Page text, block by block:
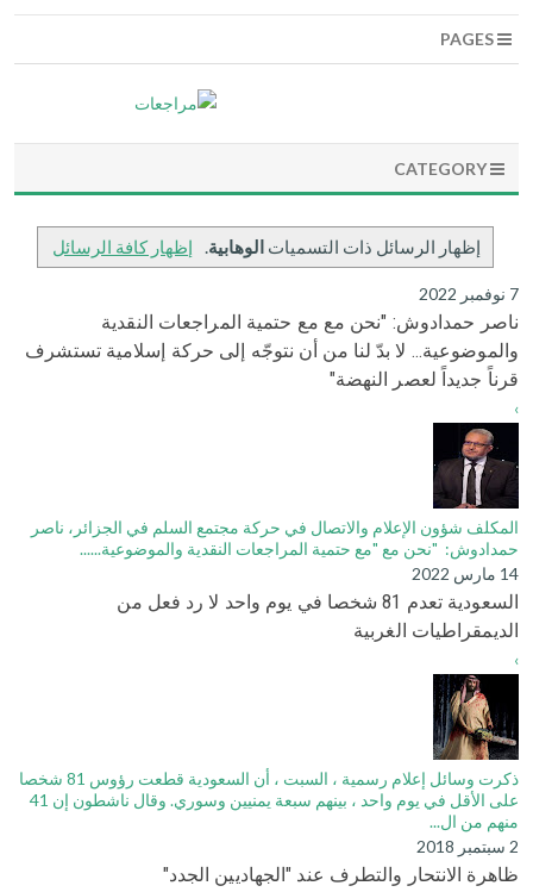
CATEGORY
‏إظهار الرسائل ذات التسمياتالوهابية. إظهار كافة الرسائل
7 نوفمبر 2022
ناصر حمدادوش: "نحن مع مع حتمية المراجعات النقدية
والموضوعية... لا بدّ لنا من أن نتوجّه إلى حركة إسلامية تستشرف
قرناً جديداً لعصر النهضة"
›
المكلف شؤون الإعلام والاتصال في حركة مجتمع السلم في الجزائر، ناصر
حمدادوش: "نحن مع "مع حتمية المراجعات النقدية والموضوعية......
14 مارس 2022
السعودية تعدم 81 شخصا في يوم واحد لا رد فعل من
الديمقراطيات الغربية
›
ذكرت وسائل إعلام رسمية ، السبت ، أن السعودية قطعت رؤوس 81 شخصا
على الأقل في يوم واحد ، بينهم سبعة يمنيين وسوري. وقال ناشطون إن 41
منهم من ال...
2 سبتمبر 2018
ظاهرة الانتحار والتطرف عند "الجهاديين الجدد"